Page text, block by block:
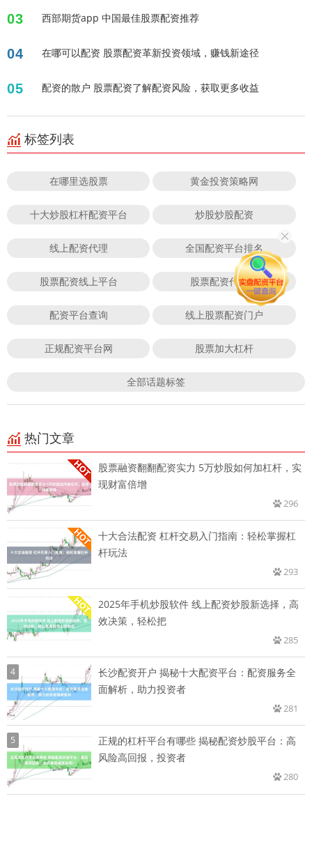
03 西部期货app 中国最佳股票配资推荐
04 在哪可以配资 股票配资革新投资领域，赚钱新途径
05 配资的散户 股票配资了解配资风险，获取更多收益
标签列表
在哪里选股票 黄金投资策略网
十大炒股杠杆配资平台 炒股炒股配资
线上配资代理 全国配资平台排名
股票配资线上平台 股票配资代理商
配资平台查询 线上股票配资门户
正规配资平台网 股票加大杠杆
全部话题标签
热门文章
股票融资翻翻配资实力 5万炒股如何加杠杆，实
现财富倍增
296
十大合法配资 杠杆交易入门指南：轻松掌握杠
杆玩法
293
2025年手机炒股软件 线上配资炒股新选择，高
效决策，轻松把
285
4
长沙配资开户 揭秘十大配资平台：配资服务全
面解析，助力投资者
281
5
正规的杠杆平台有哪些 揭秘配资炒股平台：高
风险高回报，投资者
280